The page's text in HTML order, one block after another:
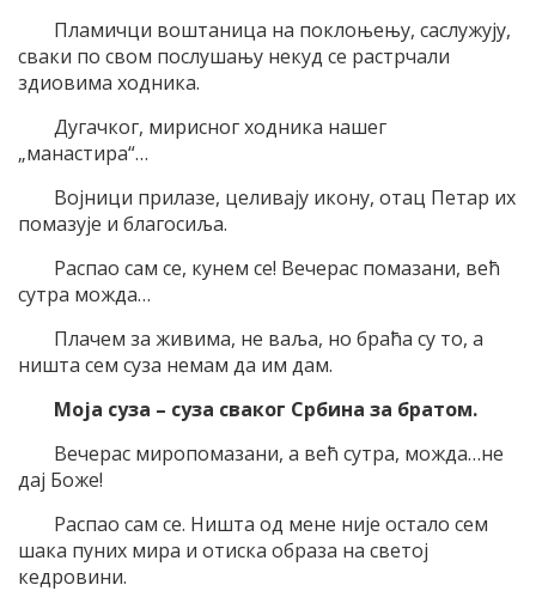
Пламичци воштаница на поклоњењу, саслужују,
сваки по свом послушању некуд се растрчали
здиовима ходника.
Дугачког, мирисног ходника нашег
„манастира“…
Војници прилазе, целивају икону, отац Петар их
помазује и благосиља.
Распао сам се, кунем се! Вечерас помазани, већ
сутра можда…
Плачем за живима, не ваља, но браћа су то, а
ништа сем суза немам да им дам.
Моја суза – суза сваког Србина за братом.
Вечерас миропомазани, а већ сутра, можда…не
дај Боже!
Распао сам се. Ништа од мене није остало сем
шака пуних мира и отиска образа на светој
кедровини.